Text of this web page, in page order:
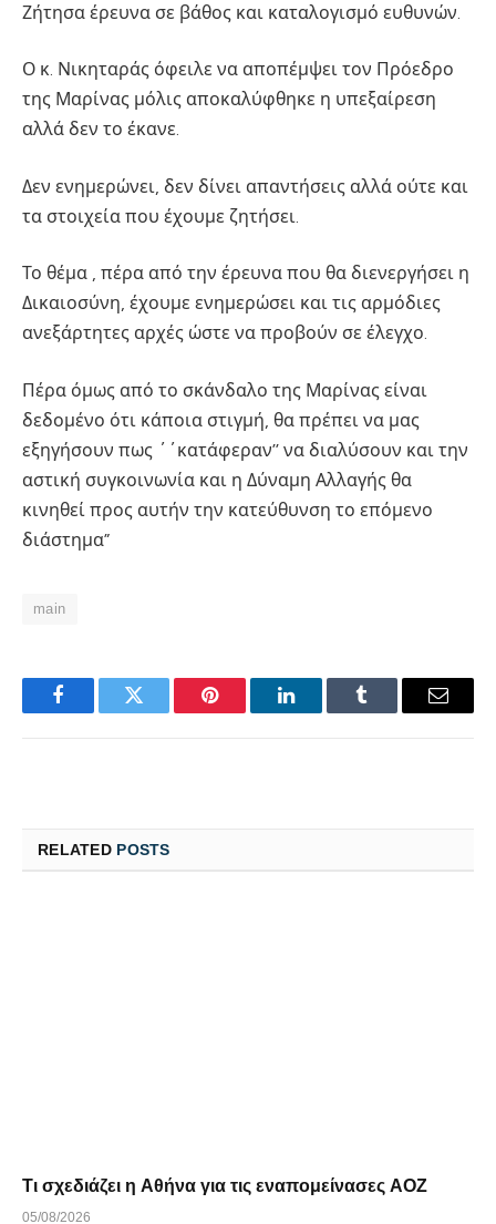
Ζήτησα έρευνα σε βάθος και καταλογισμό ευθυνών.
Ο κ. Νικηταράς όφειλε να αποπέμψει τον Πρόεδρο
της Μαρίνας μόλις αποκαλύφθηκε η υπεξαίρεση
αλλά δεν το έκανε.
Δεν ενημερώνει, δεν δίνει απαντήσεις αλλά ούτε και
τα στοιχεία που έχουμε ζητήσει.
Το θέμα , πέρα από την έρευνα που θα διενεργήσει η
Δικαιοσύνη, έχουμε ενημερώσει και τις αρμόδιες
ανεξάρτητες αρχές ώστε να προβούν σε έλεγχο.
Πέρα όμως από το σκάνδαλο της Μαρίνας είναι
δεδομένο ότι κάποια στιγμή, θα πρέπει να μας
εξηγήσουν πως ΄΄κατάφεραν’’ να διαλύσουν και την
αστική συγκοινωνία και η Δύναμη Αλλαγής θα
κινηθεί προς αυτήν την κατεύθυνση το επόμενο
διάστημα”
main
FacebookTwitter Pinterest LinkedInTumblr Email
RELATED POSTS
Τι σχεδιάζει η Αθήνα για τις εναπομείνασες ΑΟΖ
05/08/2026